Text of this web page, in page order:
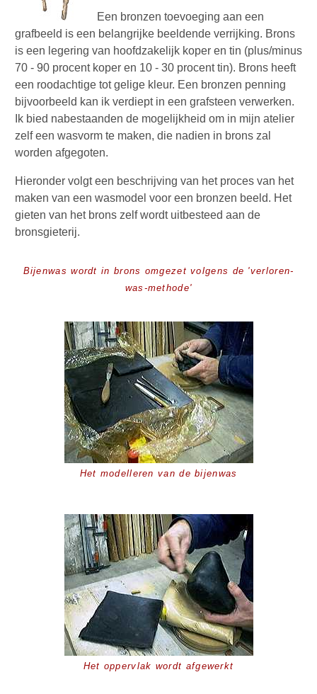
Een bronzen toevoeging aan een
grafbeeld is een belangrijke beeldende verrijking. Brons
is een legering van hoofdzakelijk koper en tin (plus/minus
70 - 90 procent koper en 10 - 30 procent tin). Brons heeft
een roodachtige tot gelige kleur. Een bronzen penning
bijvoorbeeld kan ik verdiept in een grafsteen verwerken.
Ik bied nabestaanden de mogelijkheid om in mijn atelier
zelf een wasvorm te maken, die nadien in brons zal
worden afgegoten.
Hieronder volgt een beschrijving van het proces van het
maken van een wasmodel voor een bronzen beeld. Het
gieten van het brons zelf wordt uitbesteed aan de
bronsgieterij.
Bijenwas wordt in brons omgezet volgens de 'verloren-
was-methode'
Het modelleren van de bijenwas
Het oppervlak wordt afgewerkt